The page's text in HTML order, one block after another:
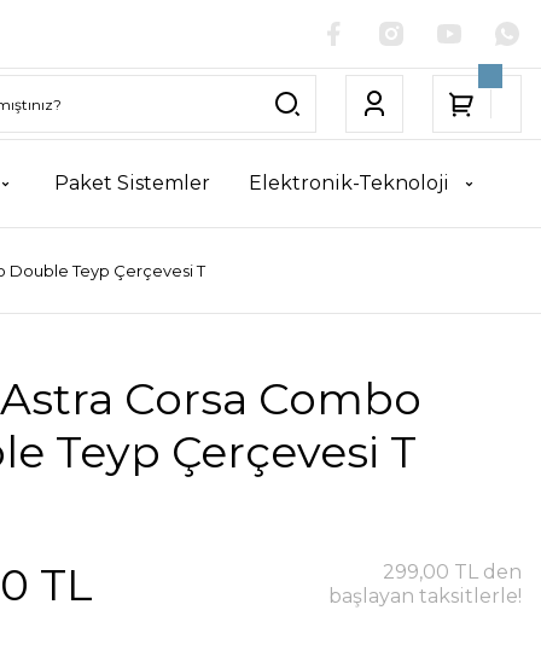
Paket Sistemler Elektronik-Teknoloji
Double Teyp Çerçevesi T
Corsa Combo
Teyp Çerçevesi T
TL
299,00 TL den
başlayan taksitlerle!